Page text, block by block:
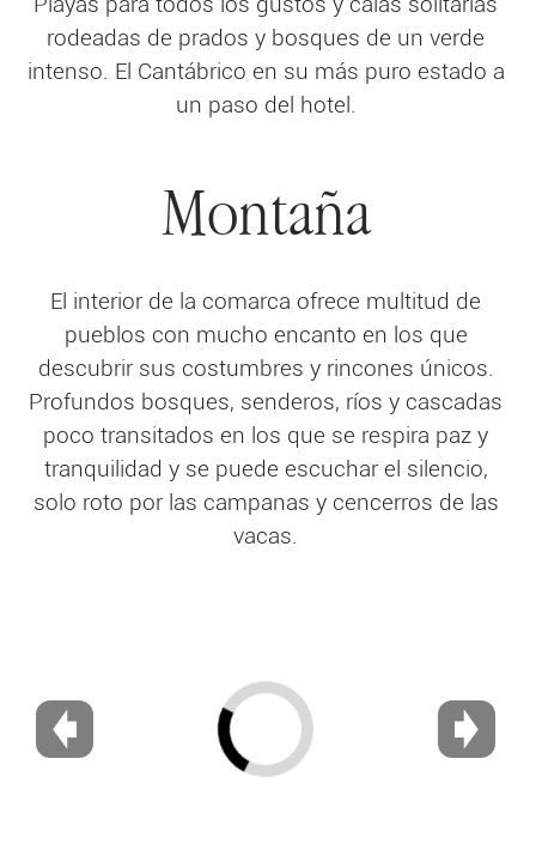
rodeadas de prados y bosques de un verde
intenso. El Cantábrico en su más puro estado a
un paso del hotel.
Montaña
El interior de la comarca ofrece multitud de
pueblos con mucho encanto en los que
descubrir sus costumbres y rincones únicos.
Profundos bosques, senderos, ríos y cascadas
poco transitados en los que se respira paz y
tranquilidad y se puede escuchar el silencio,
solo roto por las campanas y cencerros de las
vacas.